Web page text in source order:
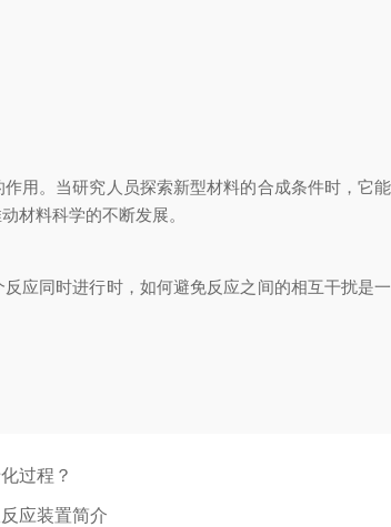
。当研究人员探索新型材料的合成条件时，它
材料科学的不断发展。
同时进行时，如何避免反应之间的相互干扰是
过程？
应装置简介